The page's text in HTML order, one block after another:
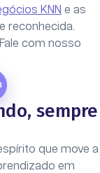
KNN e as
reconhecida.
com nosso
sempre
que move a
em